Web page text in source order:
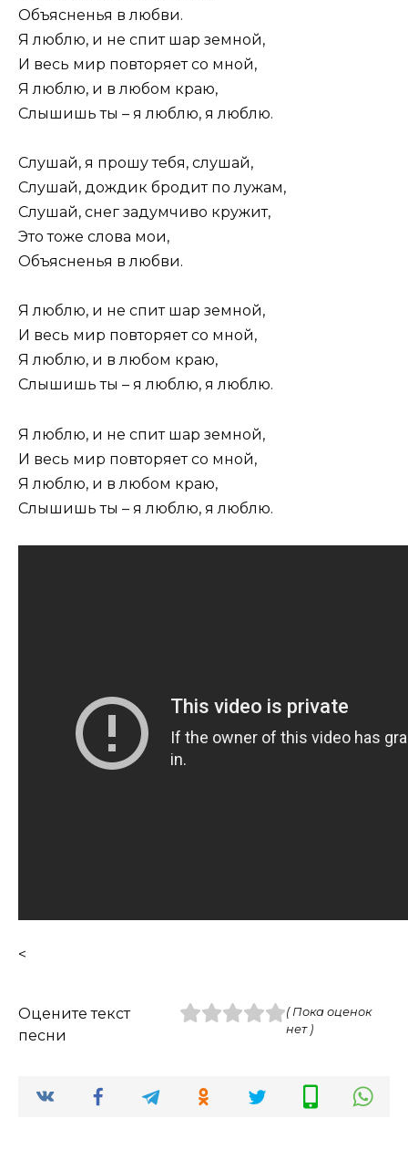
Объясненья в любви.
Я люблю, и не спит шар земной,
И весь мир повторяет со мной,
Я люблю, и в любом краю,
Слышишь ты – я люблю, я люблю.
Слушай, я прошу тебя, слушай,
Слушай, дождик бродит по лужам,
Слушай, снег задумчиво кружит,
Это тоже слова мои,
Объясненья в любви.
Я люблю, и не спит шар земной,
И весь мир повторяет со мной,
Я люблю, и в любом краю,
Слышишь ты – я люблю, я люблю.
Я люблю, и не спит шар земной,
И весь мир повторяет со мной,
Я люблю, и в любом краю,
Слышишь ты – я люблю, я люблю.
<
Оцените текст
песни
( Пока оценок
нет )